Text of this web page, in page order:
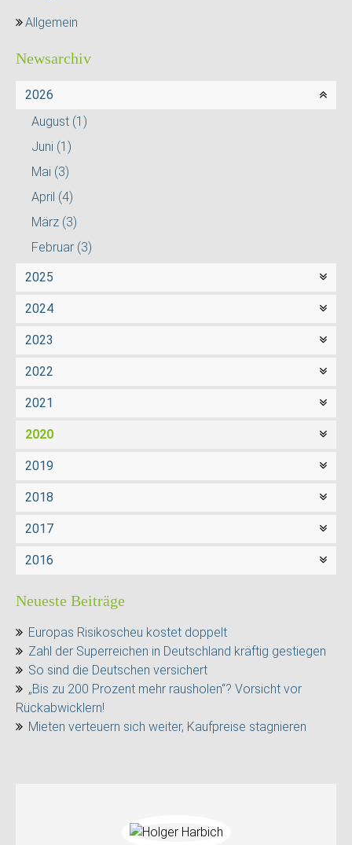
Allgemein
Newsarchiv
2026
August (1)
Juni (1)
Mai (3)
April (4)
März (3)
Februar (3)
2025
2024
2023
2022
2021
2020
2019
2018
2017
2016
Neueste Beiträge
Europas Risikoscheu kostet doppelt
Zahl der Superreichen in Deutschland kräftig gestiegen
So sind die Deutschen versichert
„Bis zu 200 Prozent mehr rausholen“? Vorsicht vor
Rückabwicklern!
Mieten verteuern sich weiter, Kaufpreise stagnieren